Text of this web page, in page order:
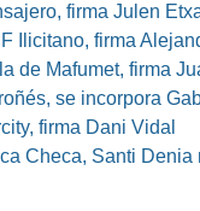
firma Julen
Ilicitano, firma
de Mafumet, firma
se incorpora
firma Dani Vidal
Santi Denia nuevo